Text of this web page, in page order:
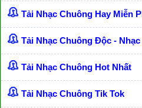
Tải Nhạc Chuông Hay Miễn
Tải Nhạc Chuông Độc - Nhạc
Tải Nhạc Chuông Hot Nhất
Tải Nhạc Chuông Tik Tok